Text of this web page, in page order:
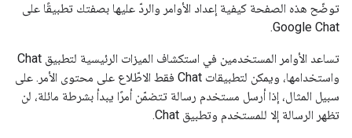
توضّح هذه الصفحة كيفية إعداد الأوامر والردّ عليها بصفتك تطبيقًا على
Google Chat.
تساعد الأوامر المستخدمين في استكشاف الميزات الرئيسية لتطبيق Chat
واستخدامها، ويمكن لتطبيقات Chat فقط الاطّلاع على محتوى الأمر. على
سبيل المثال، إذا أرسل مستخدم رسالة تتضمّن أمرًا يبدأ بشرطة مائلة، لن
تظهر الرسالة إلا للمستخدم وتطبيق Chat.